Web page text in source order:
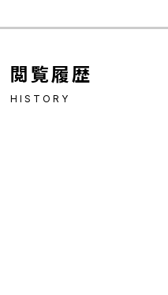
閲覧履歴
HISTORY